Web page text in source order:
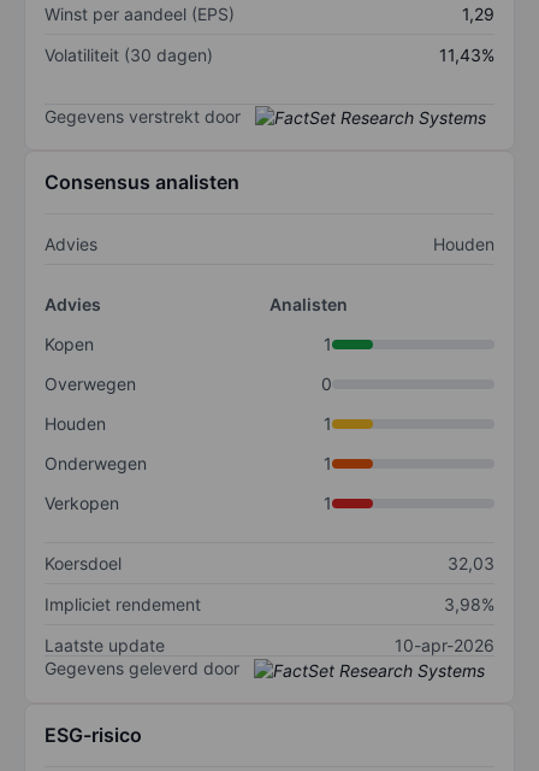
Winst per aandeel (EPS)
1,29
Volatiliteit (30 dagen)
11,43%
Gegevens verstrekt door
Consensus analisten
Advies Houden
Advies
Analisten
Kopen
1
Overwegen
0
Houden
1
Onderwegen
1
Verkopen
1
Koersdoel
32,03
Impliciet rendement
3,98%
Laatste update
10-apr-2026
Gegevens geleverd door
ESG-risico